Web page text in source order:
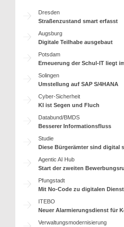
Dresden
Straßenzustand smart erfasst
Augsburg
Digitale Teilhabe ausgebaut
Potsdam
Erneuerung der Schul-IT liegt
Solingen
Umstellung auf SAP S/4HANA
Cyber-Sicherheit
KI ist Segen und Fluch
Databund/BMDS
Besserer Informationsfluss
Studie
Diese Bürgerämter sind digital
Agentic AI Hub
Start der zweiten
Pfungstadt
Mit No-Code zu digitalen
ITEBO
Neuer Alarmierungsdienst für
Verwaltungsmodernisierung